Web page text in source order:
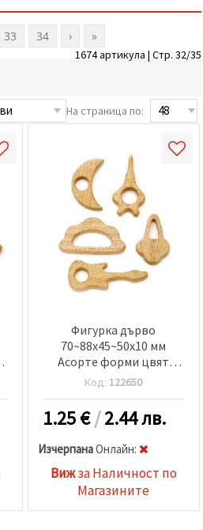
33 34 › »
1674 артикула | Стр. 32/35
На страница по:
Фигурка дърво
70~88x45~50x10 мм
Асорте форми цвят
дърво -1 брой
Код: 122650
1.25€/2.44 лв.
ИзчерпанаOнлайн:
Вижза Наличност по
Магазините